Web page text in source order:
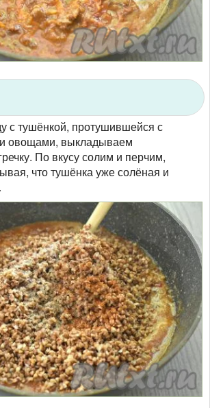
с тушёнкой, протушившейся с
овощами, выкладываем
По вкусу солим и перчим,
что тушёнка уже солёная и